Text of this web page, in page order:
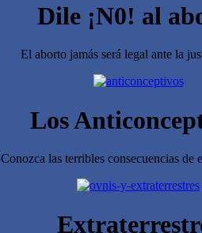
Dile ¡N0! al
El aborto jamás será legal ante la
Los
Conozca las terribles consecuencias de